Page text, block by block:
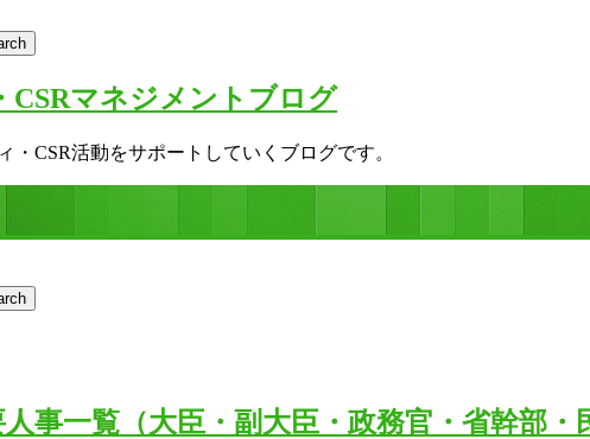
CSRマネジメントブログ
・CSR活動をサポートしていくブログです。
事一覧（大臣・副大臣・政務官・省幹部・